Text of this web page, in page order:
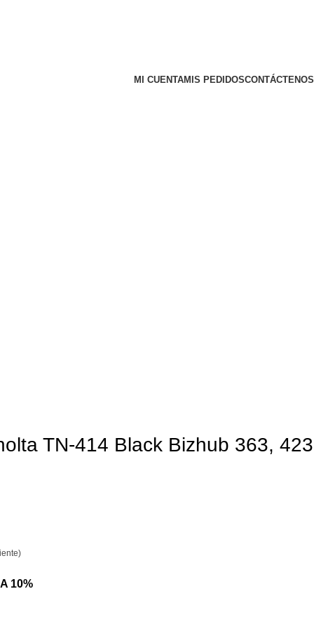
MI CUENTAMIS PEDIDOSCONTÁCTENOS
TN-414 Black Bizhub 363, 423
10%